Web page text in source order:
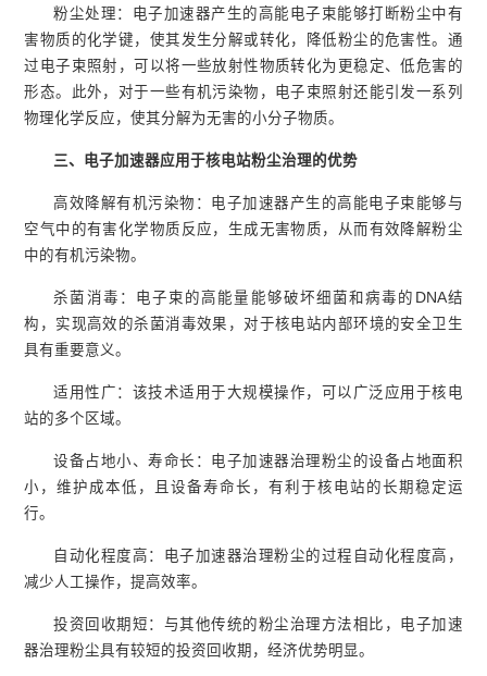
粉尘处理：电子加速器产生的高能电子束能够打断粉尘中有
害物质的化学键，使其发生分解或转化，降低粉尘的危害性。通
过电子束照射，可以将一些放射性物质转化为更稳定、低危害的
形态。此外，对于一些有机污染物，电子束照射还能引发一系列
物理化学反应，使其分解为无害的小分子物质。
三、电子加速器应用于核电站粉尘治理的优势
高效降解有机污染物：电子加速器产生的高能电子束能够与
空气中的有害化学物质反应，生成无害物质，从而有效降解粉尘
中的有机污染物。
杀菌消毒：电子束的高能量能够破坏细菌和病毒的DNA结
构，实现高效的杀菌消毒效果，对于核电站内部环境的安全卫生
具有重要意义。
适用性广：该技术适用于大规模操作，可以广泛应用于核电
站的多个区域。
设备占地小、寿命长：电子加速器治理粉尘的设备占地面积
小，维护成本低，且设备寿命长，有利于核电站的长期稳定运
行。
自动化程度高：电子加速器治理粉尘的过程自动化程度高，
减少人工操作，提高效率。
投资回收期短：与其他传统的粉尘治理方法相比，电子加速
器治理粉尘具有较短的投资回收期，经济优势明显。